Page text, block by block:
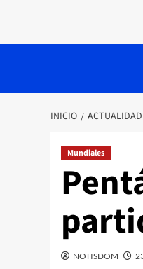
INICIO ACTUALIDAD
Mundiales
NOTISDOM